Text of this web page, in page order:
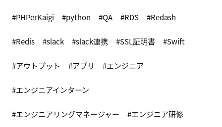
PHPerKaigi python QA RDS Redash
Redis slack slack連携 SSL証明書 Swift
アウトプット アプリ エンジニア
エンジニアインターン
エンジニアリングマネージャー エンジニア研修